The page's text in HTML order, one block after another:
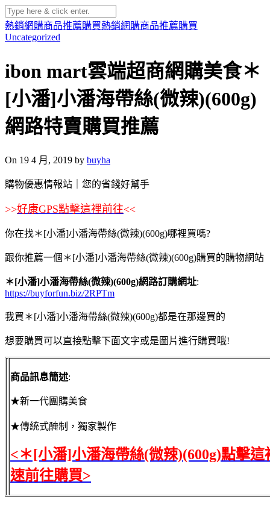
熱銷網購商品推薦購買熱銷網購商品推薦購買
Uncategorized
ibon mart雲端超商網購美食＊
[小潘]小潘海帶絲(微辣)(600g)
網路特賣購買推薦
On 19 4 月, 2019 by buyha
購物優惠情報站｜您的省錢好幫手
>>好康GPS點擊這裡前往<<
你在找＊[小潘]小潘海帶絲(微辣)(600g)哪裡買嗎?
跟你推薦一個＊[小潘]小潘海帶絲(微辣)(600g)購買的購物網站
＊[小潘]小潘海帶絲(微辣)(600g)網路訂購網址:
https://buyforfun.biz/2RPTm
我買＊[小潘]小潘海帶絲(微辣)(600g)都是在那邊買的
想要購買可以直接點擊下面文字或是圖片進行購買哦!
商品訊息簡述:
★新一代團購美食
★傳統式醃制，獨家製作
<＊[小潘]小潘海帶絲(微辣)(600g)點擊這
速前往購買>